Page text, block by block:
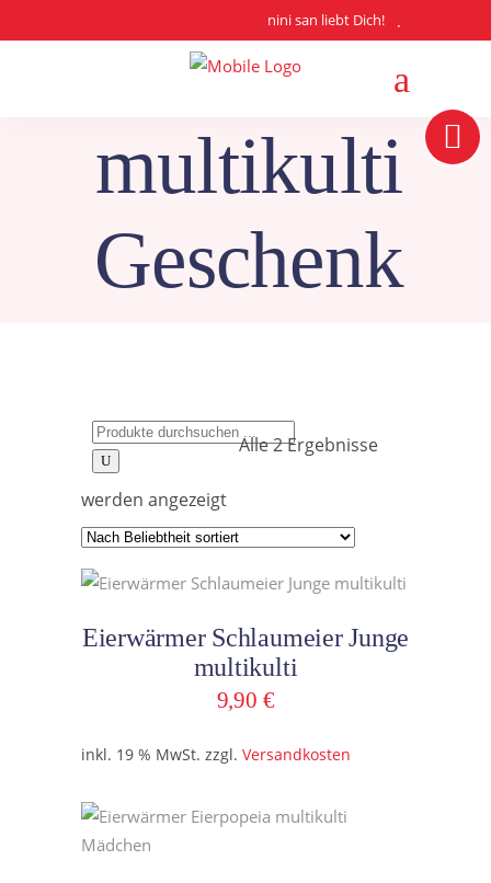
nini san liebt Dich!
multikulti
Geschenk
Search
for:
Alle 2 Ergebnisse
werden angezeigtNach
Beliebtheit
Eierwärmer Schlaumeier Junge
multikulti
9,90 €
inkl. 19 % MwSt. zzgl. Versandkosten